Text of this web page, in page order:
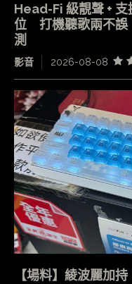
Head-Fi 級靚聲 +
位 打機聽歌兩不誤
測
影音 2026-08-08
【場料】綾波麗加